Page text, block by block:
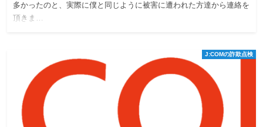
多かったのと、実際に僕と同じように被害に遭われた方達から連絡を
頂きま…
J:COMの詐欺点検